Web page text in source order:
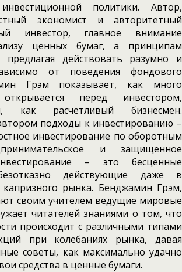
политики. Автор,
экономист и авторитетный
инвестор, главное внимание
ценных бумаг, а принципам
предлагая действовать разумно и
от поведения фондового
Грэм показывает, как много
перед инвестором,
как расчетливый бизнесмен.
подходы к инвестированию –
инвестирование по оборотным
и защищенное
– это бесценные
действующие даже в
капризного рынка. Бенджамин Грэм,
своим учителем ведущие мировые
читателей знаниями о том, что
происходит с различными типами
при колебаниях рынка, давая
советы, как максимально удачно
средства в ценные бумаги.